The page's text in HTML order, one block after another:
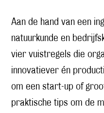
Aan de hand van een
natuurkunde en
vier vuistregels die
innovatiever én
om een start-up of
praktische tips om de